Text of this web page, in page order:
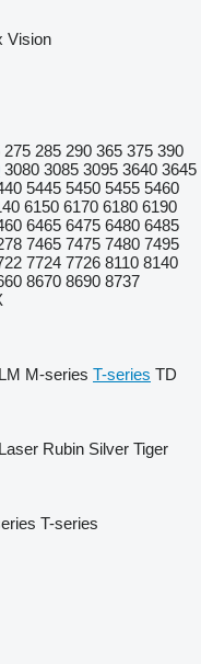
Vision
275 285 290 365 375 390
3080 3085 3095 3640 3645
5445 5450 5455 5460
6150 6170 6180 6190
6465 6475 6480 6485
7465 7475 7480 7495
7724 7726 8110 8140
8670 8690 8737
LM M-series T-series TD
Laser Rubin Silver Tiger
T-series